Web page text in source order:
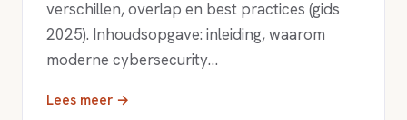
verschillen, overlap en best practices (gids
2025). Inhoudsopgave: inleiding, waarom
moderne cybersecurity…
Lees meer →